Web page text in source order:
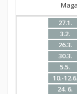
27.1.
3.2.
26.3.
30.3.
5.5.
10.-12.6.
24. 6.